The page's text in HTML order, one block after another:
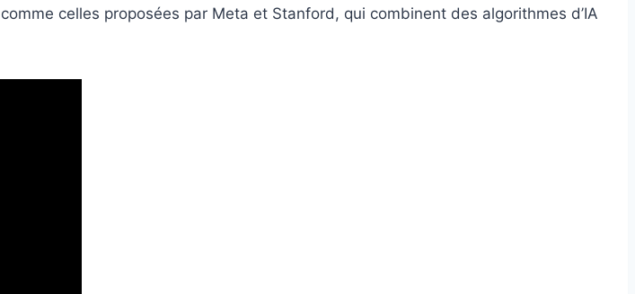
celles proposées par Meta et Stanford, qui combinent des algorithmes d’IA